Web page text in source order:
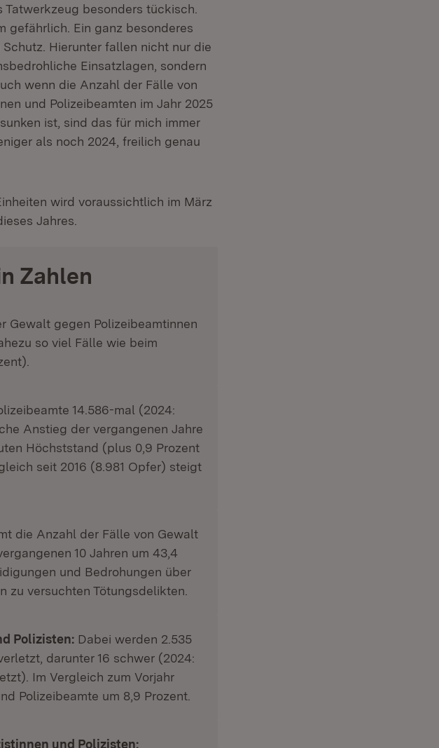
Tatwerkzeug besonders tückisch.
gefährlich. Ein ganz besonderes
Hierunter fallen nicht nur die
Einsatzlagen, sondern
wenn die Anzahl der Fälle von
und Polizeibeamten im Jahr 2025
ist, sind das für mich immer
als noch 2024, freilich genau
wird voraussichtlich im März
Jahres.
Zahlen
Gewalt gegen Polizeibeamtinnen
so viel Fälle wie beim
14.586-mal (2024:
Anstieg der vergangenen Jahre
Höchststand (plus 0,9 Prozent
seit 2016 (8.981 Opfer) steigt
die Anzahl der Fälle von Gewalt
10 Jahren um 43,4
und Bedrohungen über
versuchten Tötungsdelikten.
Polizisten: Dabei werden 2.535
darunter 16 schwer (2024:
Im Vergleich zum Vorjahr
Polizeibeamte um 8,9 Prozent.
und Polizisten: